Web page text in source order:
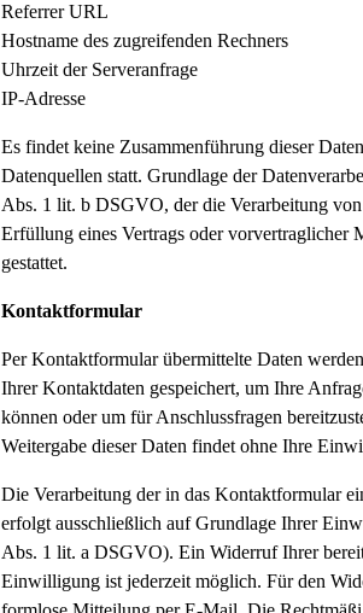
Referrer URL
Hostname des zugreifenden Rechners
Uhrzeit der Serveranfrage
IP-Adresse
Es findet keine Zusammenführung dieser
Datenquellen statt. Grundlage der
Abs. 1 lit. b DSGVO, der die Verarbeitung
Erfüllung eines Vertrags oder vorvertraglicher
gestattet.
Kontaktformular
Per Kontaktformular übermittelte Daten
Ihrer Kontaktdaten gespeichert, um Ihre
können oder um für Anschlussfragen
Weitergabe dieser Daten findet ohne Ihre
Die Verarbeitung der in das Kontaktformular
erfolgt ausschließlich auf Grundlage Ihrer
Abs. 1 lit. a DSGVO). Ein Widerruf Ihrer
Einwilligung ist jederzeit möglich. Für den